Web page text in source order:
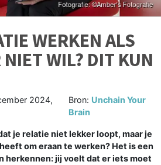
WERKEN ALS
WIL? DIT KUN
2024,
Bron: Unchain Your
Brain
je relatie niet lekker loopt, maar je
om eraan te werken? Het is een
herkennen: jij voelt dat er iets moet